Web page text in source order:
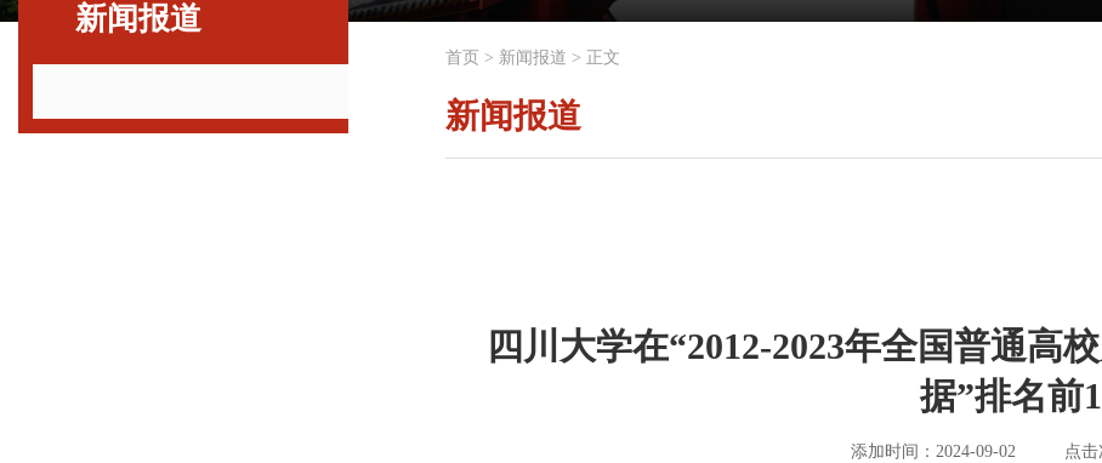
新闻报道
首页 > 新闻报道 > 正文
新闻报道
四川大学在“2012-2023年全国普通高
据”排名前
添加时间：2024-09-02 点击